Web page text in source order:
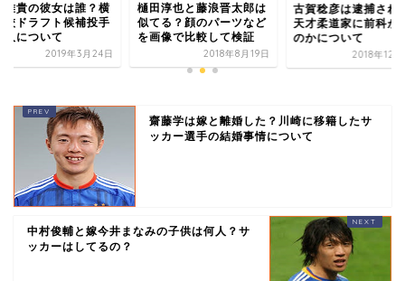
雅貴の彼女は誰？横
校ドラフト候補投手
人について
2019年3月24日
樋田淳也と藤浪晋太郎は
似てる？顔のパーツなど
を画像で比較して検証
2018年8月19日
古賀稔彦は逮捕され
天才柔道家に前科が
のかについて
2018年12
齋藤学は嫁と離婚した？川崎に移籍したサ
ッカー選手の結婚事情について
中村俊輔と嫁今井まなみの子供は何人？サ
ッカーはしてるの？